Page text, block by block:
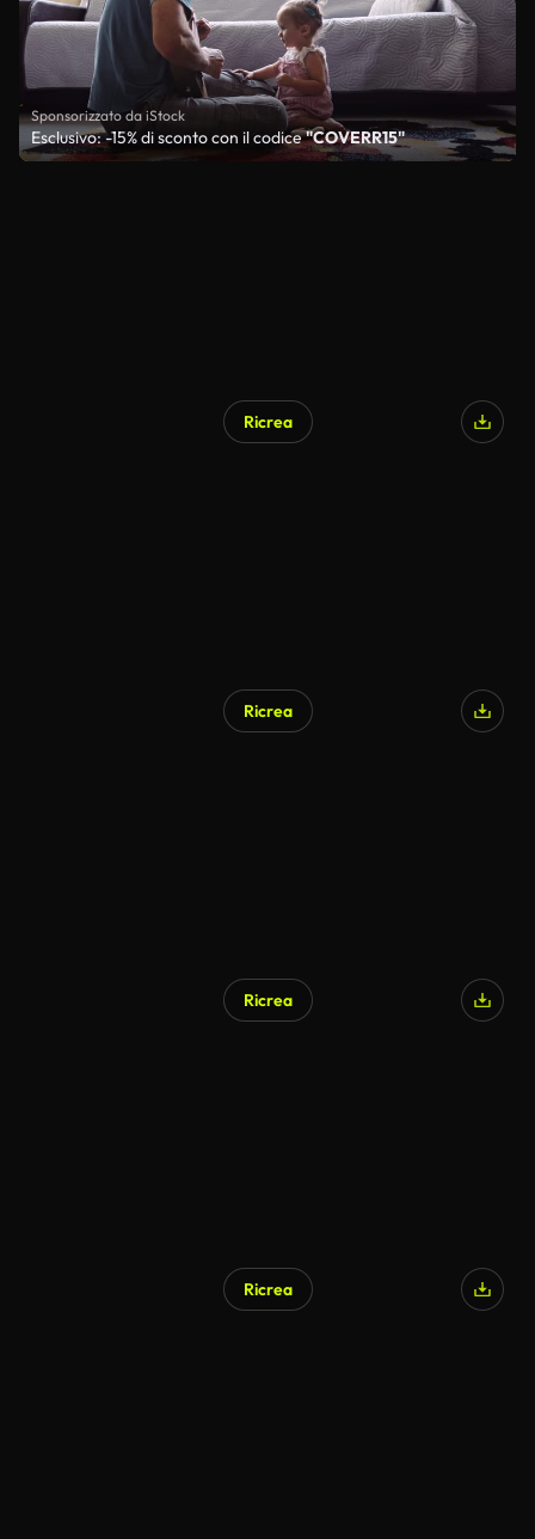
Sponsorizzato da iStock
Esclusivo: -15% di sconto con il codice"COVERR15"
Ricrea
Ricrea
Ricrea
Ricrea